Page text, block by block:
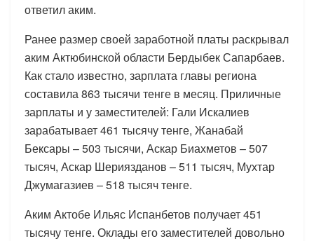
ответил аким.
Ранее размер своей заработной платы раскрывал
аким Актюбинской области Бердыбек Сапарбаев.
Как стало известно, зарплата главы региона
составила 863 тысячи тенге в месяц. Приличные
зарплаты и у заместителей: Гали Искалиев
зарабатывает 461 тысячу тенге, Жанабай
Бексары – 503 тысячи, Аскар Биахметов – 507
тысяч, Аскар Шериязданов – 511 тысяч, Мухтар
Джумагазиев – 518 тысяч тенге.
Аким Актобе Ильяс Испанбетов получает 451
тысячу тенге. Оклады его заместителей довольно